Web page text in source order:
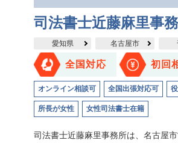
司法書士近藤麻里事
愛知県 名古屋市
全国対応 初回
オンライン相談可 全国出張対応可
所長が女性 女性司法書士在籍
司法書士近藤麻里事務所は、名古屋